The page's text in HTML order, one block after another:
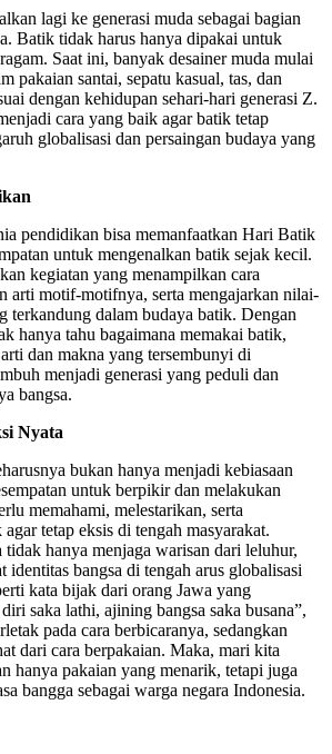
lagi ke generasi muda sebagai bagian
Batik tidak harus hanya dipakai untuk
Saat ini, banyak desainer muda mulai
pakaian santai, sepatu kasual, tas, dan
dengan kehidupan sehari-hari generasi Z.
cara yang baik agar batik tetap
globalisasi dan persaingan budaya yang
pendidikan bisa memanfaatkan Hari Batik
untuk mengenalkan batik sejak kecil.
kegiatan yang menampilkan cara
arti motif-motifnya, serta mengajarkan nilai-
terkandung dalam budaya batik. Dengan
hanya tahu bagaimana memakai batik,
dan makna yang tersembunyi di
menjadi generasi yang peduli dan
bangsa.
Nyata
bukan hanya menjadi kebiasaan
untuk berpikir dan melakukan
memahami, melestarikan, serta
tetap eksis di tengah masyarakat.
hanya menjaga warisan dari leluhur,
identitas bangsa di tengah arus globalisasi
kata bijak dari orang Jawa yang
saka lathi, ajining bangsa saka busana”,
pada cara berbicaranya, sedangkan
dari cara berpakaian. Maka, mari kita
hanya pakaian yang menarik, tetapi juga
bangga sebagai warga negara Indonesia.